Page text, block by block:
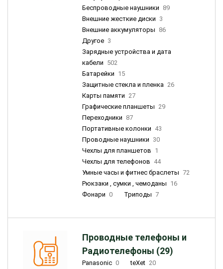
Беспроводные наушники 89
Внешние жесткие диски 3
Внешние аккумуляторы 86
Другое 3
Зарядные устройства и дата
кабели 502
Батарейки 15
Защитные стекла и пленка 26
Карты памяти 27
Графические планшеты 29
Переходники 87
Портативные колонки 43
Проводные наушники 30
Чехлы для планшетов 1
Чехлы для телефонов 44
Умные часы и фитнес браслеты 72
Рюкзаки , сумки , чемоданы 16
Фонари 0 Триподы 7
Проводные телефоны и
Радиотелефоны (29)
Panasonic 0 teXet 20